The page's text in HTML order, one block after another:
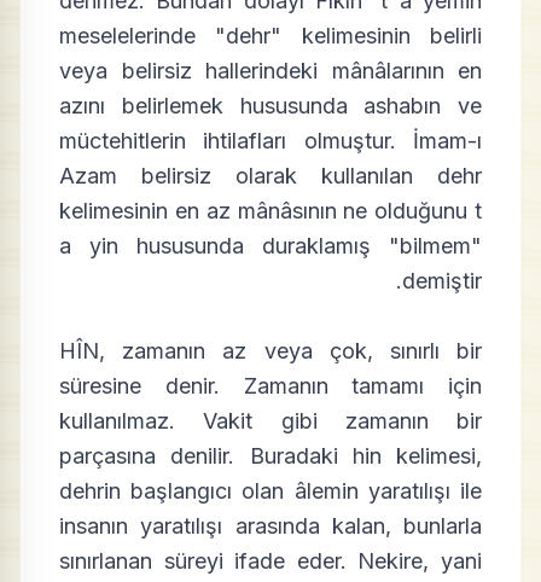
meselelerinde "dehr" kelimesinin belirli
veya belirsiz hallerindeki mânâlarının en
azını belirlemek hususunda ashabın ve
müctehitlerin ihtilafları olmuştur. İmam-ı
Azam belirsiz olarak kullanılan dehr
kelimesinin en az mânâsının ne olduğunu t
a yin hususunda duraklamış "bilmem"
demiştir.
HÎN, zamanın az veya çok, sınırlı bir
süresine denir. Zamanın tamamı için
kullanılmaz. Vakit gibi zamanın bir
parçasına denilir. Buradaki hin kelimesi,
dehrin başlangıcı olan âlemin yaratılışı ile
insanın yaratılışı arasında kalan, bunlarla
sınırlanan süreyi ifade eder. Nekire, yani